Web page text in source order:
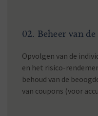
02. Beheer van
Opvolgen van de
en het risico-
behoud van de
van coupons (voor